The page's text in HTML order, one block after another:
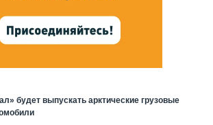
будет выпускать арктические грузовые